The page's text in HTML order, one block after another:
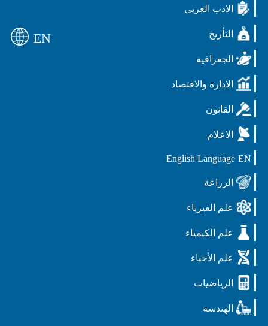
الادب العربي
التأريخ
الجغرافية
الادارة والاقتصاد
القانون
الاعلام
EN
English Language
الزراعة
علم الفيزياء
علم الكيمياء
علم الأحياء
الرياضيات
الهندسة
EN